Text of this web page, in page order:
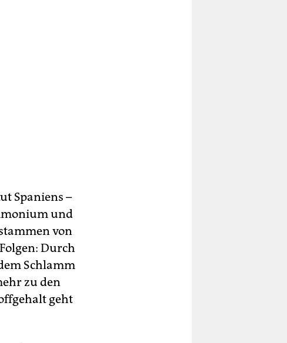
Spaniens –
und
von
Durch
Schlamm
zu den
geht